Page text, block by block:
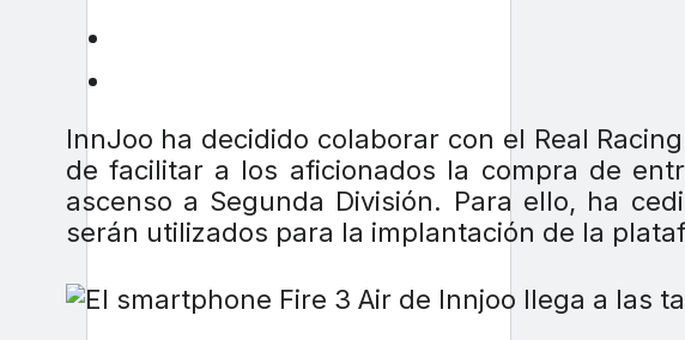
InnJoo ha decidido colaborar con el Real
de facilitar a los aficionados la compra de
ascenso a Segunda División. Para ello, ha
serán utilizados para la implantación de la